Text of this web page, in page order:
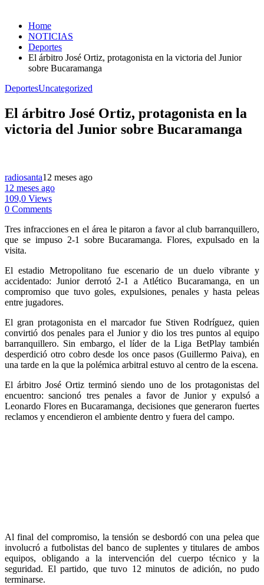
Home
NOTICIAS
Deportes
El árbitro José Ortiz, protagonista en la victoria del Junior
sobre Bucaramanga
DeportesUncategorized
El árbitro José Ortiz, protagonista en la
victoria del Junior sobre Bucaramanga
radiosanta12 meses ago
12 meses ago
109,0 Views
0 Comments
Tres infracciones en el área le pitaron a favor al club barranquillero,
que se impuso 2-1 sobre Bucaramanga. Flores, expulsado en la
visita.
El estadio Metropolitano fue escenario de un duelo vibrante y
accidentado: Junior derrotó 2-1 a Atlético Bucaramanga, en un
compromiso que tuvo goles, expulsiones, penales y hasta peleas
entre jugadores.
El gran protagonista en el marcador fue Stiven Rodríguez, quien
convirtió dos penales para el Junior y dio los tres puntos al equipo
barranquillero. Sin embargo, el líder de la Liga BetPlay también
desperdició otro cobro desde los once pasos (Guillermo Paiva), en
una tarde en la que la polémica arbitral estuvo al centro de la escena.
El árbitro José Ortiz terminó siendo uno de los protagonistas del
encuentro: sancionó tres penales a favor de Junior y expulsó a
Leonardo Flores en Bucaramanga, decisiones que generaron fuertes
reclamos y encendieron el ambiente dentro y fuera del campo.
Al final del compromiso, la tensión se desbordó con una pelea que
involucró a futbolistas del banco de suplentes y titulares de ambos
equipos, obligando a la intervención del cuerpo técnico y la
seguridad. El partido, que tuvo 12 minutos de adición, no pudo
terminarse.